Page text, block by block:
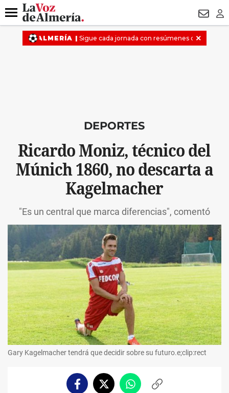
DESTACADO
Menú
DEPORTES
Ricardo Moniz, técnico del
Múnich 1860, no descarta a
Kagelmacher
"Es un central que marca diferencias", comentó
Gary Kagelmacher tendrá que decidir sobre su futuro.e;clip:rect
FacebookTwitterWhatsappCopiar